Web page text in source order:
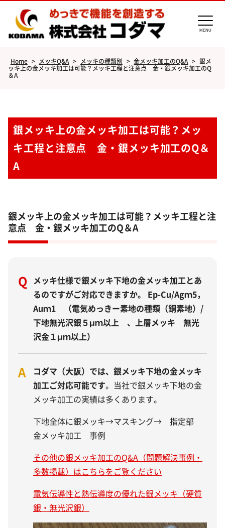
MENU
Home > メッキQ&A > メッキの種類別 > 金メッキ加工のQ&A > 銀メ
ッキ上の金メッキ加工は可能？メッキ工程と注意点 金・銀メッキ加工のQ
＆A
銀メッキ上の金メッキ加工は可能？メッ
キ工程と注意点 金・銀メッキ加工のQ＆
A
銀メッキ上の金メッキ加工は可能？メッキ工程と注
意点 金・銀メッキ加工のQ＆A
Q メッキ仕様で銀メッキ下地の金メッキ加工とあ
るのですがご対応できますか。 Ep-Cu/Agｍ5，
Auｍ1 （電気めっきー素地の種類（銅素地）/
下地無光沢銀５μｍ以上 、上層メッキ 無光
沢金１μｍ以上）
A
コダマ（大阪）では、銀メッキ下地の金メッキ
加工ご対応可能です。当社で銀メッキ下地の金
メッキ加工の実績は多くあります。
下地全体に銀メッキ→マスキング→ 指定部
金メッキ加工 事例
その他の銀メッキ加工のQ&A（問題解決事例・
多数掲載） はこちらをご覧ください
電気伝導性と熱伝導度の優れた銀メッキ（硬質
銀・無光沢銀）